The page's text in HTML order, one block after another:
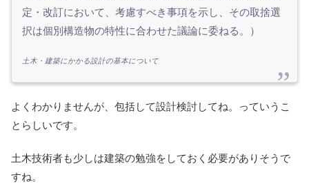
定・改訂において、考慮すべき事項を示し、その取捨選
択は個別構造物の特性に合わせた議論に委ねる。）
土木・建築にかかる設計の基本について
よくわかりませんが、包括して設計検討してね。っていうこ
とらしいです。
土木技術者も少しは建築の勉強をしておく必要がありそうで
すね。